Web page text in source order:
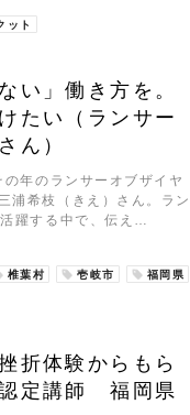
ット
い」働き方を。
たい（ランサー
ん）
年のランサーオブザイヤ
浦希枝（きえ）さん。ラン
躍する中で、伝え…
椎葉村 壱岐市
福岡県
折体験からもら
認定講師 福岡県